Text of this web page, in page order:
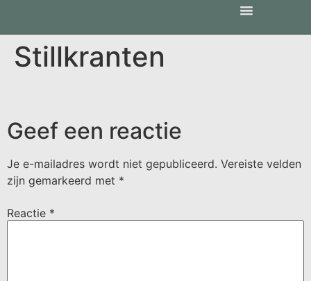
Stillkranten
Geef een reactie
Je e-mailadres wordt niet gepubliceerd. Vereiste velden
zijn gemarkeerd met *
Reactie *